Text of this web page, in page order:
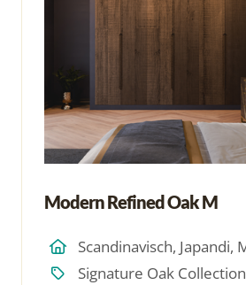
Modern Refined Oak M
Signature Oak Collection